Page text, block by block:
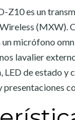
Z10 es un
(MXW).
micrófono
lavalier
LED de estado y
presentaciones